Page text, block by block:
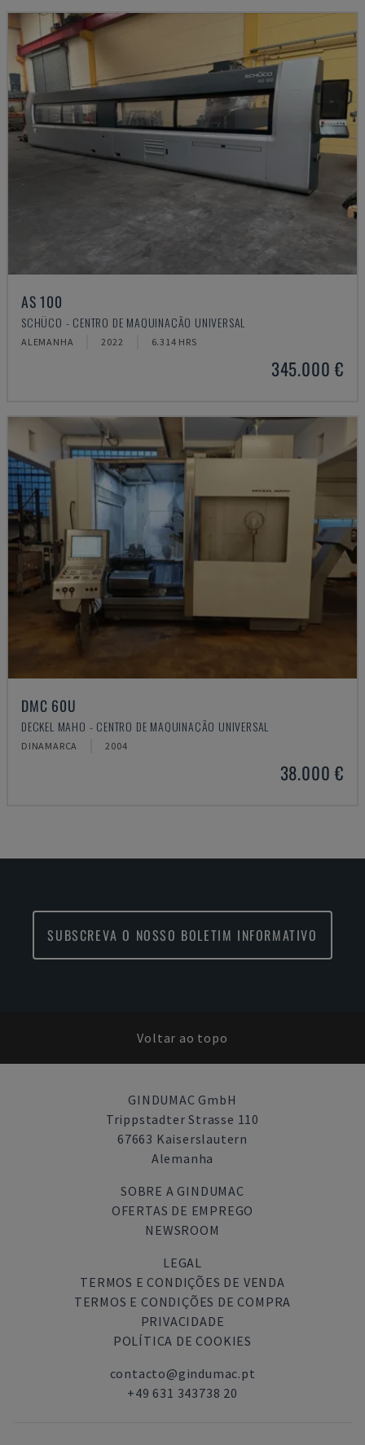
AS 100
SCHÜCO - CENTRO DE MAQUINAÇÃO UNIVERSAL
ALEMANHA 2022 6.314 HRS
345.000 €
DMC 60U
DECKEL MAHO - CENTRO DE MAQUINAÇÃO UNIVERSAL
DINAMARCA 2004
38.000 €
SUBSCREVA O NOSSO BOLETIM INFORMATIVO
Voltar ao topo
GINDUMAC GmbH
Trippstadter Strasse 110
67663 Kaiserslautern
Alemanha
SOBRE A GINDUMAC
OFERTAS DE EMPREGO
NEWSROOM
LEGAL
TERMOS E CONDIÇÕES DE VENDA
TERMOS E CONDIÇÕES DE COMPRA
PRIVACIDADE
POLÍTICA DE COOKIES
contacto@gindumac.pt
+49 631 343738 20